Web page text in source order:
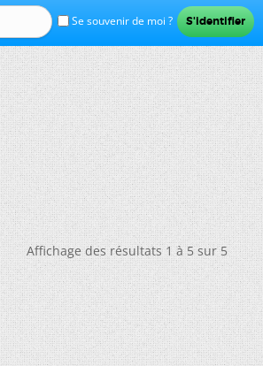
Se souvenir de moi ?
Affichage des résultats 1 à 5 sur 5